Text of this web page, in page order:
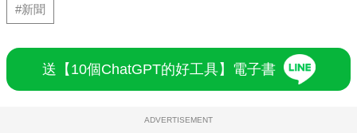
#新聞
送【10個ChatGPT的好工具】電子書
ADVERTISEMENT